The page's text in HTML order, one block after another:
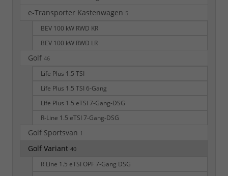
e-Transporter Kastenwagen 5
BEV 100 kW RWD KR
BEV 100 kW RWD LR
Golf 46
Life Plus 1.5 TSI
Life Plus 1.5 TSI 6-Gang
Life Plus 1.5 eTSI 7-Gang-DSG
R-Line 1.5 eTSI 7-Gang-DSG
Golf Sportsvan 1
Golf Variant 40
R Line 1.5 eTSI OPF 7-Gang DSG